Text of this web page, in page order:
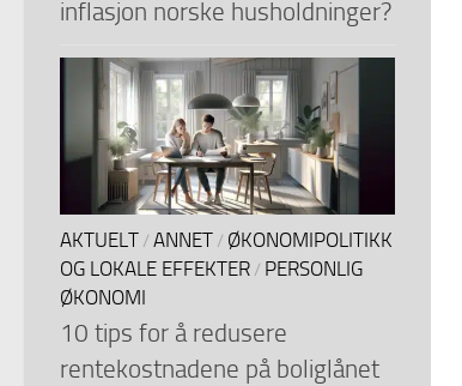
inflasjon norske husholdninger?
AKTUELT / ANNET / ØKONOMIPOLITIKK
OG LOKALE EFFEKTER / PERSONLIG
ØKONOMI
10 tips for å redusere
rentekostnadene på boliglånet